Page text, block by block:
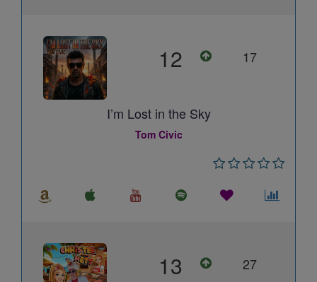
12 17
I’m Lost in the Sky
Tom Civic
13 27